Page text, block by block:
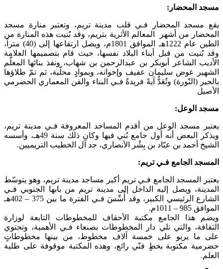
مسجد المحضار:
يقع مسجد المحضار فـي قلب مدينة تريم، وتعتبر منارة مسجد
المحضار من أشهر المعالم الأثرية بتريم، وقد بُنيت هذه المنارة من
الطين عام 1222هـ الموافق 1801م، ويصل ارتفاعها إلى (40) متراً،
وقد بُنيت من قبل أبناء البلاد نفسها، حيث قام بتصميمها العلامة
الأديب الشاعر أبوبكر بن عبدالرحمن بن شهاب، ونفذ بنائها المعلّم
الشهير عوض سليمان عفيف وإخوانه، وبموادٍ محلّية، ثم تمّ طلاؤها
بالجير (النّورة) وتُعَدُّ آيةً فريدةً فـي البناء والفن المعماري الحضرمي
الأصيل
مسجد الوعل:
يعتبر مسجد الوعل من أقدم المساجد المعروفة فـي مدينة تريم،
ويذكر البعض أنه أول جامع بُني فيها وكان ذلك سنة 49هـ، وأسسه
الشيخ أحمد بن عبّاد بن بِشْر الأنصاري، جد آل الخطيب التريميين.
المسجد الجامع فـي تريم:
يعتبر المسجد الجامع فـي تريم أكبر مساجد مدينة تريم، وهو يتوسّط
المدينة، ويصل إليه الداخل إلى مدينة تريم من بابها الجنوبي فـي
الشارع الرئيسي الكبير، وقد أُسِّسَ فـي الفترة ما بين 375 – 402هـ
الموافق 985 – 1011م.
ويضم هذا الجامع مكتبة الأحقاف للمخطوطات التابعة لوزارة
الثقافة، والتي تلي دار المخطوطات بصنعاء فـي الأهمية، وتحتوي
على ما يربو على خمسة آلاف مخطوط، من بينها مخطوطاتٍ
حضرمية مكتوبة بخطٍ فنّي رائع، وهذه المكتبة موقوفة على طلبة
العلم.